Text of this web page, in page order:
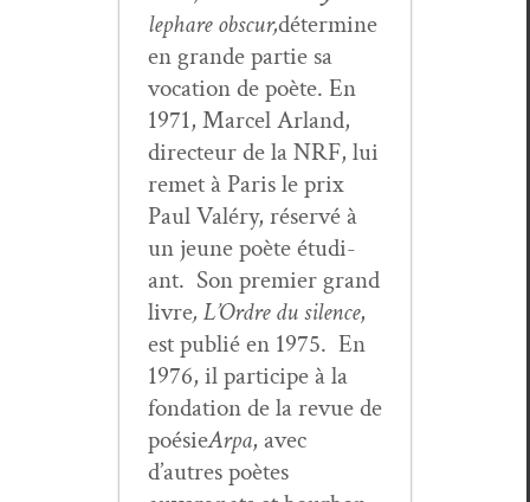
lephare obscur,déter­mine
en grande par­tie sa
voca­tion de poète. En
1971, Mar­cel Arland,
directeur de la NRF, lui
remet à Paris le prix
Paul Valéry, réservé à
un jeune poète étu­di­
ant. Son pre­mier grand
livre, L’Ordre du silence,
est pub­lié en 1975. En
1976, il par­ticipe à la
fon­da­tion de la revue de
poésieArpa, avec
d’autres poètes